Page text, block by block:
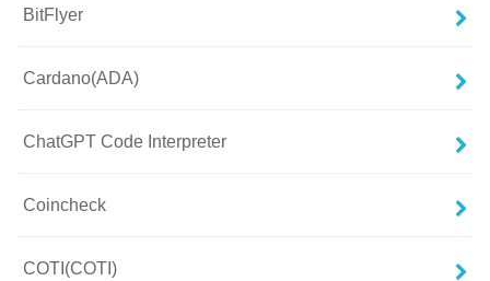
BitFlyer
Cardano(ADA)
ChatGPT Code Interpreter
Coincheck
COTI(COTI)